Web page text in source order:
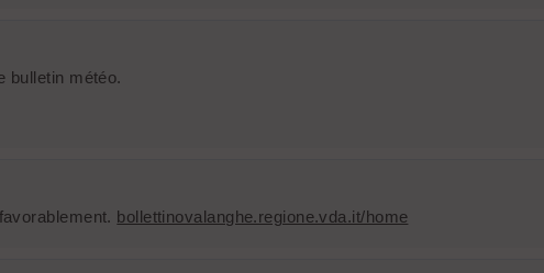
bulletin météo.
bollettinovalanghe.regione.vda.it/home